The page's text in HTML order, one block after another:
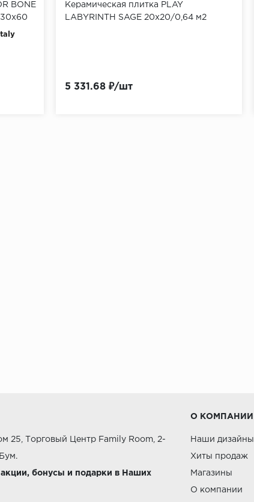
BONE
30x60
Керамическая плитка PLAY
LABYRINTH SAGE 20x20/0,64 м2
5 331.68 ₽/шт
25, Торговый Центр Family Room, 2-
бонусы и подарки в Наших
О КОМПАНИИ
Наши дизайны
Хиты продаж
Магазины
О компании